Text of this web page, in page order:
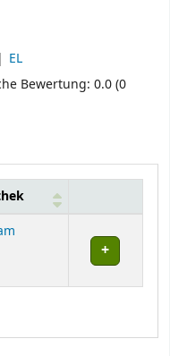
EL
Bewertung: 0.0 (0